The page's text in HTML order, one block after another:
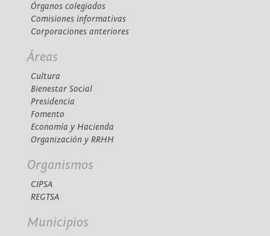
Órganos colegiados
Comisiones informativas
Corporaciones anteriores
Áreas
Cultura
Bienestar Social
Presidencia
Fomento
Economía y Hacienda
Organización y RRHH
Organismos
CIPSA
REGTSA
Municipios